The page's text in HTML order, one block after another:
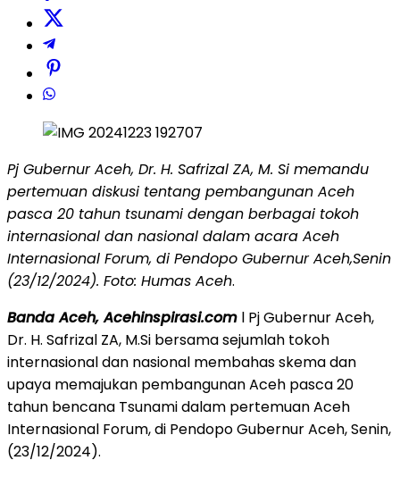
Pj Gubernur Aceh, Dr. H. Safrizal ZA, M. Si memandu
pertemuan diskusi tentang pembangunan Aceh
pasca 20 tahun tsunami dengan berbagai tokoh
internasional dan nasional dalam acara Aceh
Internasional Forum, di Pendopo Gubernur Aceh,Senin
(23/12/2024). Foto: Humas Aceh.
Banda Aceh, Acehinspirasi.com l Pj Gubernur Aceh,
Dr. H. Safrizal ZA, M.Si bersama sejumlah tokoh
internasional dan nasional membahas skema dan
upaya memajukan pembangunan Aceh pasca 20
tahun bencana Tsunami dalam pertemuan Aceh
Internasional Forum, di Pendopo Gubernur Aceh, Senin,
(23/12/2024).